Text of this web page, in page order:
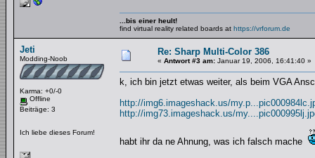
...bis einer heult!
find virtual reality related boards at https://vrforum.de
Jeti
Modding-Noob
Karma: +0/-0
Offline
Beiträge: 3
Ich liebe dieses Forum!
Re: Sharp Multi-Color 386
« Antwort #3 am: Januar 19, 2006, 16:41:40 »
k, ich bin jetzt etwas weiter, als beim VGA
http://img6.imageshack.us/
http://img73.imageshack.us/
habt ihr da ne Ahnung, was ich falsch mache